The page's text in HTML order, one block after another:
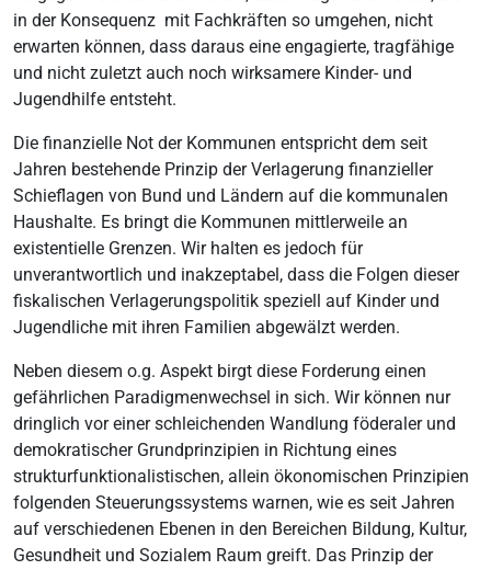
in der Konsequenz mit Fachkräften so umgehen, nicht
erwarten können, dass daraus eine engagierte, tragfähige
und nicht zuletzt auch noch wirksamere Kinder- und
Jugendhilfe entsteht.
Die finanzielle Not der Kommunen entspricht dem seit
Jahren bestehende Prinzip der Verlagerung finanzieller
Schieflagen von Bund und Ländern auf die kommunalen
Haushalte. Es bringt die Kommunen mittlerweile an
existentielle Grenzen. Wir halten es jedoch für
unverantwortlich und inakzeptabel, dass die Folgen dieser
fiskalischen Verlagerungspolitik speziell auf Kinder und
Jugendliche mit ihren Familien abgewälzt werden.
Neben diesem o.g. Aspekt birgt diese Forderung einen
gefährlichen Paradigmenwechsel in sich. Wir können nur
dringlich vor einer schleichenden Wandlung föderaler und
demokratischer Grundprinzipien in Richtung eines
strukturfunktionalistischen, allein ökonomischen Prinzipien
folgenden Steuerungssystems warnen, wie es seit Jahren
auf verschiedenen Ebenen in den Bereichen Bildung, Kultur,
Gesundheit und Sozialem Raum greift. Das Prinzip der